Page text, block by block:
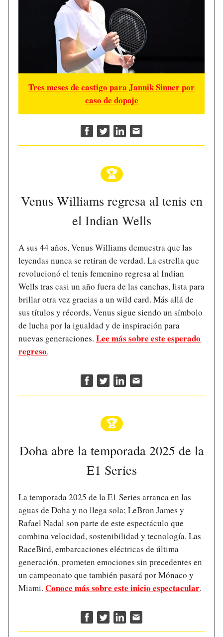
Tres meses de castigo para Jannik Sinner por
caso de dopaje
🏆
Venus Williams regresa al tenis en
el Indian Wells
A sus 44 años, Venus Williams demuestra que las
leyendas nunca se retiran de verdad. La estrella que
revolucionó el tenis femenino regresa al Indian
Wells tras casi un año fuera de las canchas, lista para
brillar otra vez gracias a un wild card. Más allá de
sus títulos y récords, Venus sigue siendo un símbolo
de lucha por la igualdad y de inspiración para
nuevas generaciones. Lee más sobre este esperado
regreso.
🏆
Doha abre la temporada 2025 de la
E1 Series
La temporada 2025 de la E1 Series arranca en las
aguas de Doha y no llega sola; LeBron James y
Rafael Nadal son parte de este espectáculo que
combina velocidad, sostenibilidad y tecnología. Las
RaceBird, embarcaciones eléctricas de última
generación, prometen emociones sin precedentes en
un campeonato que también pasará por Mónaco y
Miami. Conoce más sobre este inicio espectacular.